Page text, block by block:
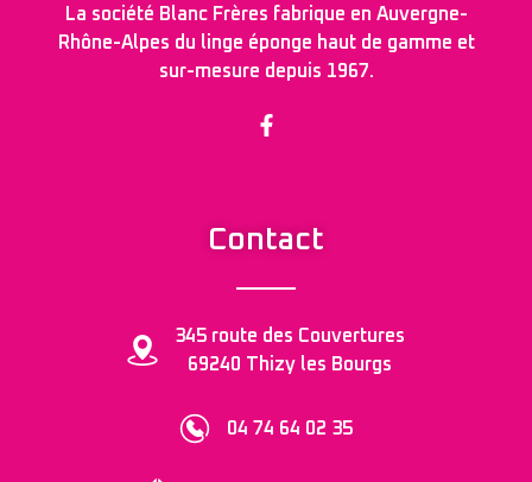
La société Blanc Frères fabrique en Auvergne-
Rhône-Alpes du linge éponge haut de gamme et
sur-mesure depuis 1967.
Contact
345 route des Couvertures
69240 Thizy les Bourgs
04 74 64 02 35